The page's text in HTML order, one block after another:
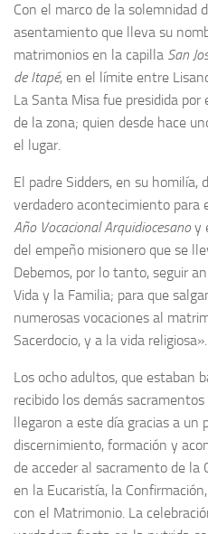
Con el marco de la solemnidad
asentamiento que lleva su
matrimonios en la capilla San
de Itapé, en el límite entre
La Santa Misa fue presidida por
de la zona; quien desde hace
el lugar.
El padre Sidders, en su homilía,
verdadero acontecimiento para
Año Vocacional Arquidiocesanoy
del empeño misionero que se
Debemos, por lo tanto, seguir
Vida y la Familia; para que
numerosas vocaciones al
Sacerdocio, y a la vida religiosa».
Los ocho adultos, que estaban
recibido los demás
llegaron a este día gracias a un
discernimiento, formación y
de acceder al sacramento de la
en la Eucaristía, la
con el Matrimonio. La